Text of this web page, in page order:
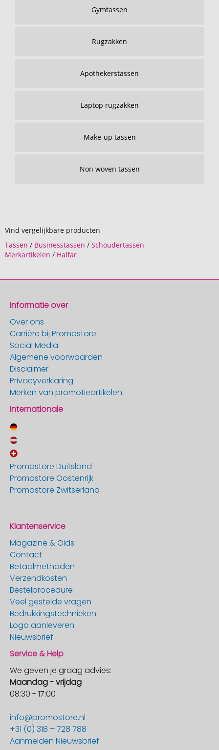
Gymtassen
Rugzakken
Apothekerstassen
Laptop rugzakken
Make-up tassen
Non woven tassen
Vind vergelijkbare producten
Tassen / Businesstassen / Schoudertassen
Merkartikelen / Halfar
Informatie over
Over ons
Carrière bij Promostore
Social Media
Algemene voorwaarden
Disclaimer
Privacyverklaring
Merken van promotieartikelen
Internationale
Promostore Duitsland
Promostore Oostenrijk
Promostore Zwitserland
Klantenservice
Magazine & Gids
Contact
Betaalmethoden
Verzendkosten
Bestelprocedure
Veel gestelde vragen
Bedrukkingstechnieken
Logo aanleveren
Nieuwsbrief
Service & Help
We geven je graag advies:
Maandag - vrijdag
08:30 - 17:00
info@promostore.nl
+31 (0) 318 – 728 788
Aanmelden Nieuwsbrief